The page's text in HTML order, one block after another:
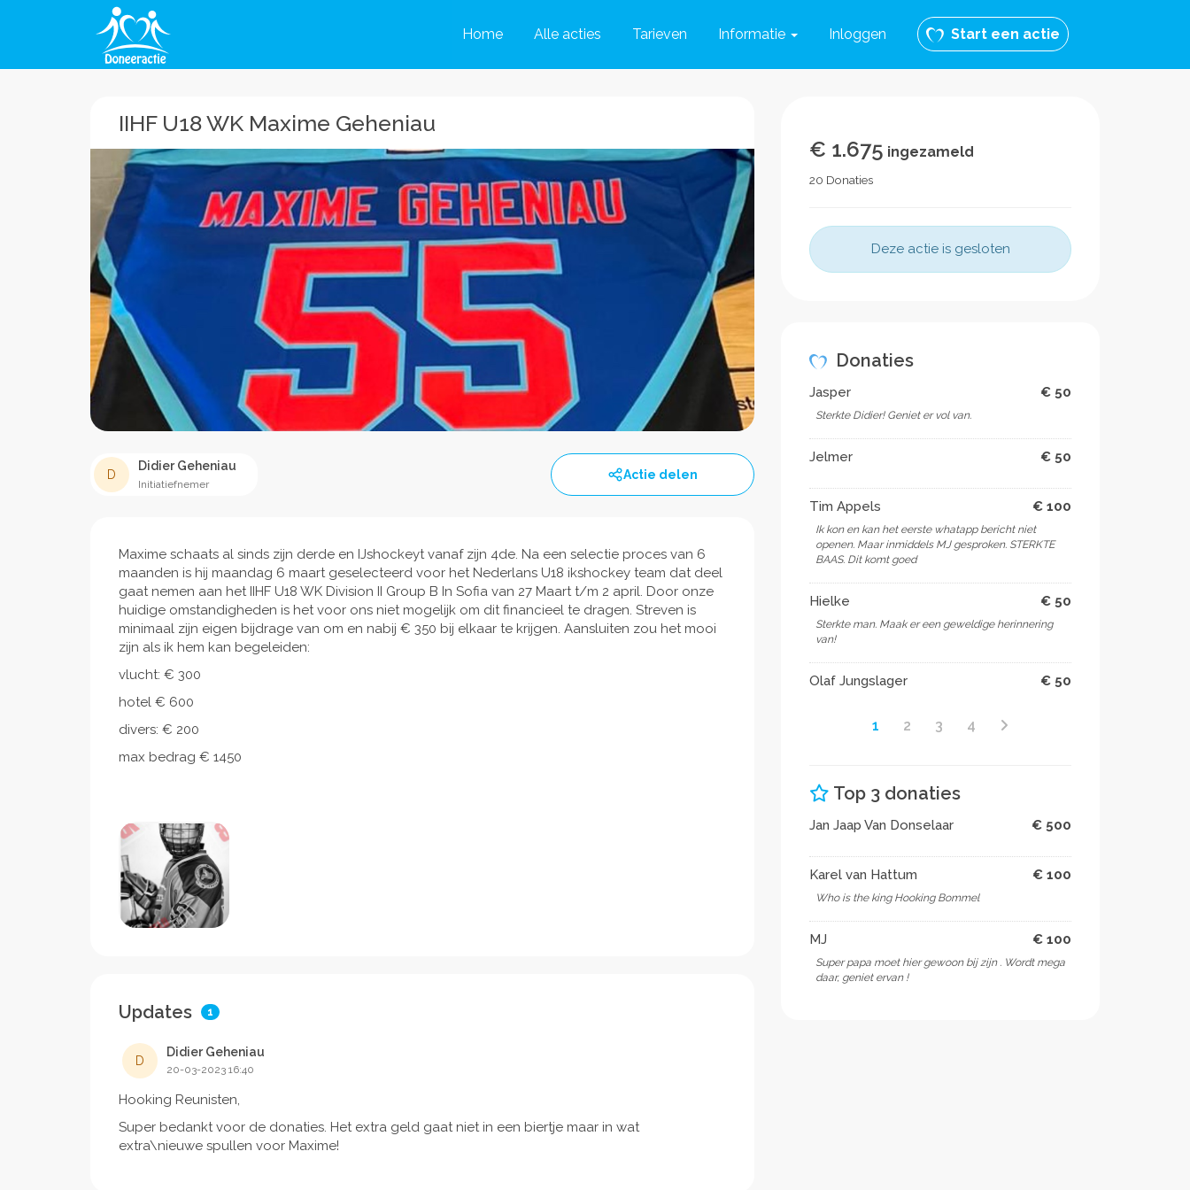
Home Alle acties Tarieven Informatie Inloggen Start een actie
IIHF U18 WK Maxime Geheniau
D
Didier Geheniau
Initiatiefnemer
Actie delen
Maxime schaats al sinds zijn derde en IJshockeyt vanaf zijn 4de. Na een selectie proces van 6
maanden is hij maandag 6 maart geselecteerd voor het Nederlans U18 ikshockey team dat deel
gaat nemen aan het IIHF U18 WK Division II Group B In Sofia van 27 Maart t/m 2 april. Door onze
huidige omstandigheden is het voor ons niet mogelijk om dit financieel te dragen. Streven is
minimaal zijn eigen bijdrage van om en nabij € 350 bij elkaar te krijgen. Aansluiten zou het mooi
zijn als ik hem kan begeleiden:
vlucht: € 300
hotel € 600
divers: € 200
max bedrag € 1450
Updates 1
D
Didier Geheniau
20-03-2023 16:40
Hooking Reunisten,
Super bedankt voor de donaties. Het extra geld gaat niet in een biertje maar in wat
extra\nieuwe spullen voor Maxime!
€ 1.675 ingezameld
20 Donaties
Deze actie is gesloten
Donaties
Jasper € 50
Sterkte Didier! Geniet er vol van.
Jelmer € 50
Tim Appels € 100
Ik kon en kan het eerste whatapp bericht niet
openen. Maar inmiddels MJ gesproken. STERKTE
BAAS. Dit komt goed
Hielke € 50
Sterkte man. Maak er een geweldige herinnering
van!
Olaf Jungslager € 50
1 2 3 4
Top 3 donaties
Jan Jaap Van Donselaar € 500
Karel van Hattum € 100
Who is the king Hooking Bommel
MJ € 100
Super papa moet hier gewoon bij zijn . Wordt mega
daar, geniet ervan !